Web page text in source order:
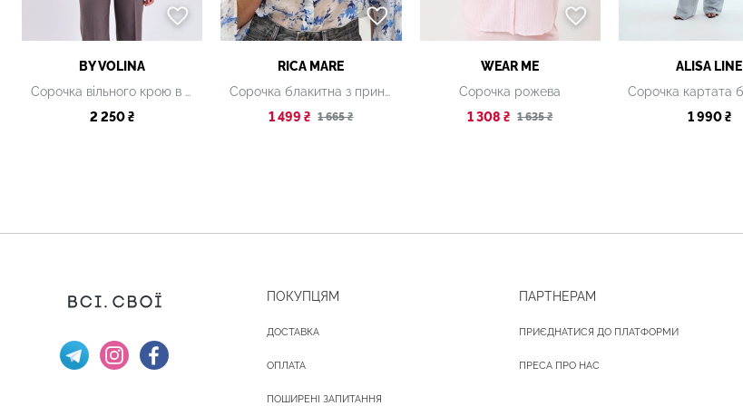
BY VOLINA
Сорочка вільного крою в рожево‑білій вертикальній смужці
2 250 ₴
RICA MARE
Сорочка блакитна з принтом
1 499 ₴
1 665 ₴
WEAR ME
Сорочка рожева
1 308 ₴ 1 635 ₴
ALISA LINE
1 990 ₴
ПОКУПЦЯМ
ДОСТАВКА
ОПЛАТА
ПОШИРЕНІ ЗАПИТАННЯ
ПАРТНЕРАМ
ПРИЄДНАТИСЯ ДО ПЛАТФОРМИ
ПРЕСА ПРО НАС